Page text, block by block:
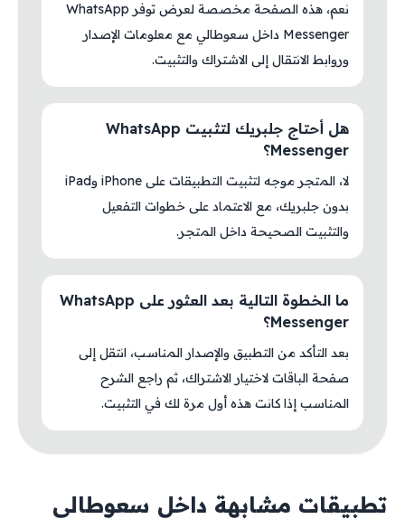
نعم، هذه الصفحة مخصصة لعرض توفر WhatsApp
Messenger داخل سعوطالي مع معلومات الإصدار
وروابط الانتقال إلى الاشتراك والتثبيت.
هل أحتاج جلبريك لتثبيت WhatsApp
Messenger؟
لا، المتجر موجه لتثبيت التطبيقات على iPhone وiPad
بدون جلبريك، مع الاعتماد على خطوات التفعيل
والتثبيت الصحيحة داخل المتجر.
ما الخطوة التالية بعد العثور على WhatsApp
Messenger؟
بعد التأكد من التطبيق والإصدار المناسب، انتقل إلى
صفحة الباقات لاختيار الاشتراك، ثم راجع الشرح
المناسب إذا كانت هذه أول مرة لك في التثبيت.
تطبيقات مشابهة داخل سعوطالي